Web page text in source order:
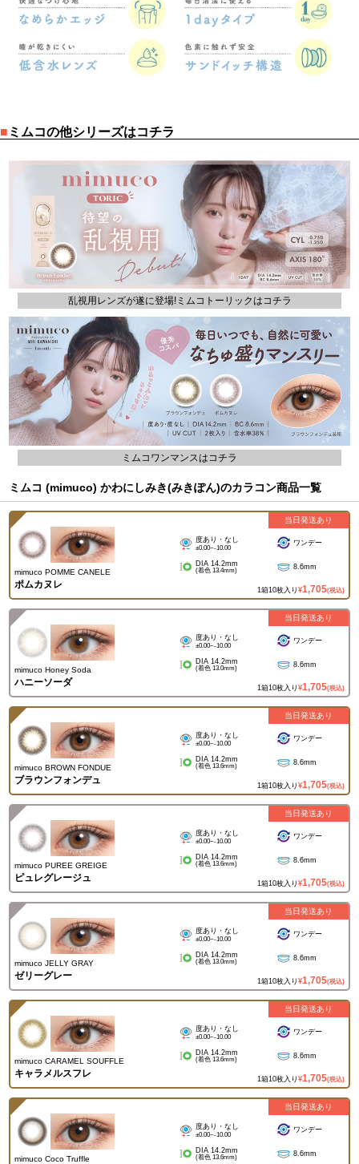
■ ミムコの他シリーズはコチラ
乱視用レンズが遂に登場!ミムコトーリックはコチラ
ミムコワンマンスはコチラ
ミムコ (mimuco) かわにしみき(みきぽん)のカラコン商品一覧
mimuco POMME CANELE
ポムカヌレ
度あり・なし
±0.00~-10.00
ワンデー
DIA 14.2mm
(着色 13.4mm) 8.6mm
1箱10枚入り ¥1,705(税込)
当日発送あり
mimuco Honey Soda
ハニーソーダ
度あり・なし
±0.00~-10.00
ワンデー
DIA 14.2mm
(着色 13.0mm) 8.6mm
1箱10枚入り ¥1,705(税込)
当日発送あり
mimuco BROWN FONDUE
ブラウンフォンデュ
度あり・なし
±0.00~-10.00
ワンデー
DIA 14.2mm
(着色 13.6mm) 8.6mm
1箱10枚入り ¥1,705(税込)
当日発送あり
mimuco PUREE GREIGE
ピュレグレージュ
度あり・なし
±0.00~-10.00
ワンデー
DIA 14.2mm
(着色 13.6mm) 8.6mm
1箱10枚入り ¥1,705(税込)
当日発送あり
mimuco JELLY GRAY
ゼリーグレー
度あり・なし
±0.00~-10.00
ワンデー
DIA 14.2mm
(着色 13.0mm) 8.6mm
1箱10枚入り ¥1,705(税込)
当日発送あり
mimuco CARAMEL SOUFFLE
キャラメルスフレ
度あり・なし
±0.00~-10.00
ワンデー
DIA 14.2mm
(着色 13.6mm) 8.6mm
1箱10枚入り ¥1,705(税込)
当日発送あり
mimuco Coco Truffle
度あり・なし
±0.00~-10.00
ワンデー
DIA 14.2mm
(着色 13.6mm) 8.6mm
当日発送あり